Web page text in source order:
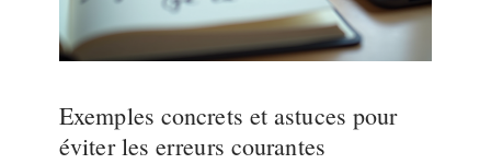
Exemples concrets et astuces pour
éviter les erreurs courantes